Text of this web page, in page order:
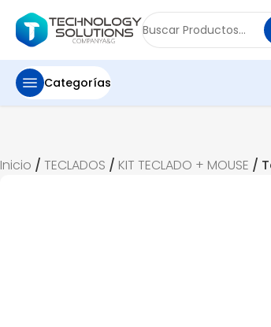
Buscar
por:
Categorías
Inicio / TECLADOS / KIT TECLADO + MOUSE /